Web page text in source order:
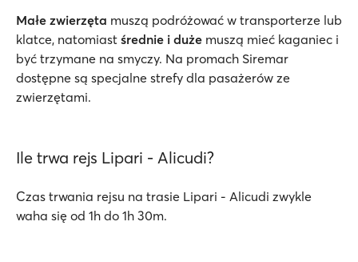
Małe zwierzęta muszą podróżować w transporterze lub
klatce, natomiast średnie i duże muszą mieć kaganiec i
być trzymane na smyczy. Na promach Siremar
dostępne są specjalne strefy dla pasażerów ze
zwierzętami.
Ile trwa rejs Lipari - Alicudi?
Czas trwania rejsu na trasie Lipari - Alicudi zwykle
waha się od 1h do 1h 30m.